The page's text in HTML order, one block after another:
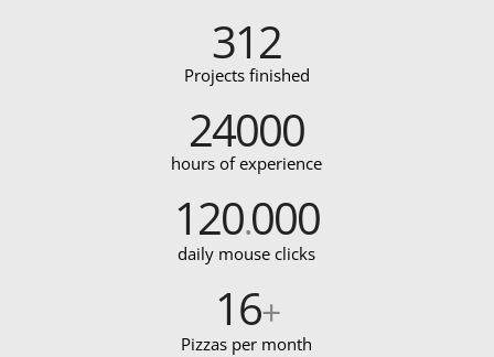
312
Projects finished
24000
hours of experience
120.000
daily mouse clicks
16+
Pizzas per month